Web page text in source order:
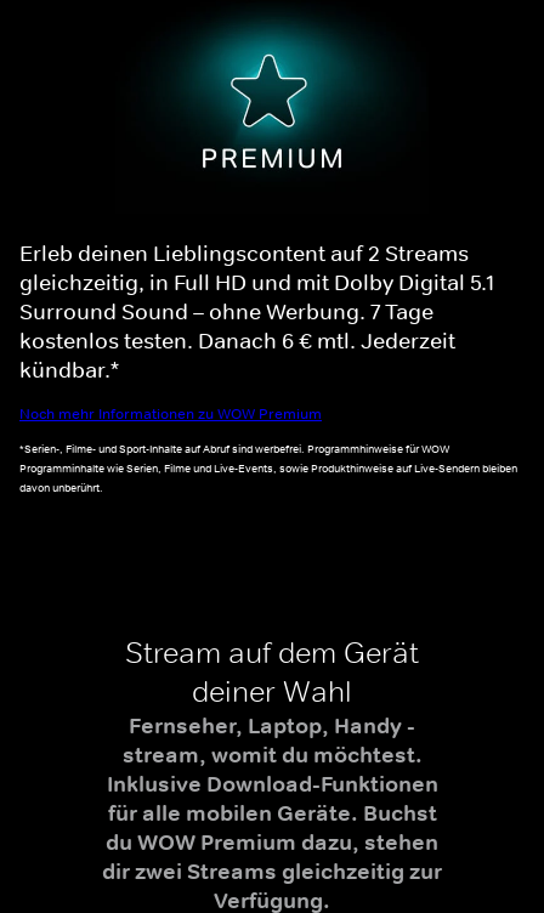
Erleb deinen Lieblingscontent auf 2 Streams
gleichzeitig, in Full HD und mit Dolby Digital 5.1
Surround Sound – ohne Werbung. 7 Tage
kostenlos testen. Danach 6 € mtl. Jederzeit
kündbar.*
Noch mehr Informationen zu WOW Premium
*Serien-, Filme- und Sport-Inhalte auf Abruf sind werbefrei. Programmhinweise für WOW
Programminhalte wie Serien, Filme und Live-Events, sowie Produkthinweise auf Live-Sendern bleiben
davon unberührt.
Stream auf dem Gerät
deiner Wahl
Fernseher, Laptop, Handy -
stream, womit du möchtest.
Inklusive Download-Funktionen
für alle mobilen Geräte. Buchst
du WOW Premium dazu, stehen
dir zwei Streams gleichzeitig zur
Verfügung.